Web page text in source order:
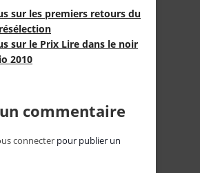
sur les premiers retours du
sur le Prix Lire dans le noir
2010
commentaire
connecter pour publier un